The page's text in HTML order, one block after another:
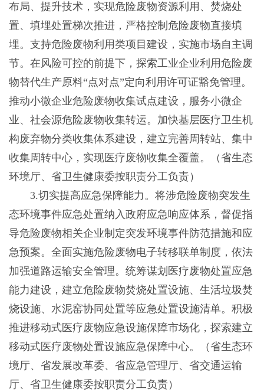
布局、提升技术，实现危险废物资源利用、焚烧处
置、填埋处置梯次推进，严格控制危险废物直接填
埋。支持危险废物利用类项目建设，实施市场自主调
节。在风险可控的前提下，探索工业企业利用危险废
物替代生产原料“点对点”定向利用许可证豁免管理。
推动小微企业危险废物收集试点建设，服务小微企
业、社会源危险废物收集转运。加快基层医疗卫生机
构废弃物分类收集体系建设，建立完善周转站、集中
收集周转中心，实现医疗废物收集全覆盖。（省生态
环境厅、省卫生健康委按职责分工负责）
3.切实提高应急保障能力。将涉危险废物突发生
态环境事件应急处置纳入政府应急响应体系，督促指
导危险废物相关企业制定突发环境事件防范措施和应
急预案。全面实施危险废物电子转移联单制度，依法
加强道路运输安全管理。统筹谋划医疗废物处置应急
能力建设，建立危险废物焚烧处置设施、生活垃圾焚
烧设施、水泥窑协同处置等应急处置设施清单。积极
推进移动式医疗废物应急设施保障市场化，探索建立
移动式医疗废物处置设施应急保障中心。（省生态环
境厅、省发展改革委、省应急管理厅、省交通运输
厅、省卫生健康委按职责分工负责）